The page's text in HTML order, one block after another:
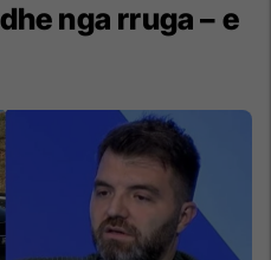
nga rruga – e